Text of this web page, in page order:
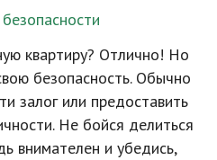
квартиру? Отлично! Но
безопасность. Обычно
залог или предоставить
Не бойся делиться
внимателен и убедись,